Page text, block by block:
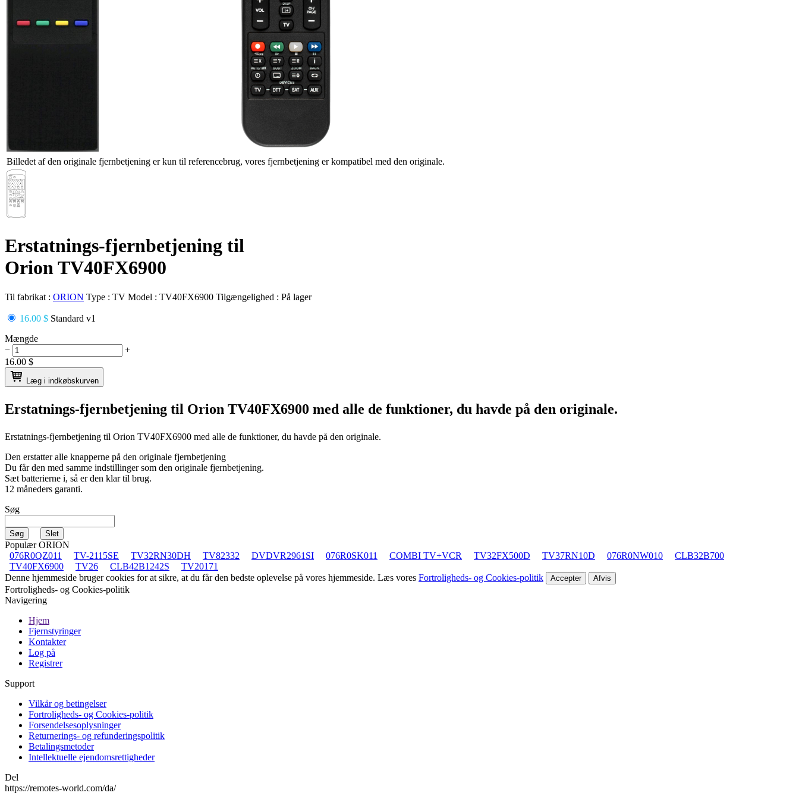
Billedet af den originale fjernbetjening er kun til referencebrug, vores fjernbetjening er kompatibel med den originale.
Erstatnings-fjernbetjening til
Orion TV40FX6900
Til fabrikat : ORION Type : TV Model : TV40FX6900 Tilgængelighed : På lager
16.00 $ Standard v1
Mængde
−
+
16.00 $
Læg i indkøbskurven
Erstatnings-fjernbetjening til Orion TV40FX6900 med alle de funktioner, du havde på den originale.
Erstatnings-fjernbetjening til Orion TV40FX6900 med alle de funktioner, du havde på den originale.
Den erstatter alle knapperne på den originale fjernbetjening
Du får den med samme indstillinger som den originale fjernbetjening.
Sæt batterierne i, så er den klar til brug.
12 måneders garanti.
Søg
Populær ORION
076R0QZ011
TV-2115SE TV32RN30DH TV82332 DVDVR2961SI 076R0SK011 COMBI TV+VCR TV32FX500D TV37RN10D 076R0NW010
CLB32B700
TV40FX6900
TV26 CLB42B1242S
TV20171
Denne hjemmeside bruger cookies for at sikre, at du får den bedste oplevelse på vores hjemmeside. Læs vores Fortroligheds- og Cookies-politik Accepter Afvis
Fortroligheds- og Cookies-politik
Navigering
Hjem
Fjernstyringer
Kontakter
Log på
Registrer
Support
Vilkår og betingelser
Fortroligheds- og Cookies-politik
Forsendelsesoplysninger
Returnerings- og refunderingspolitik
Betalingsmetoder
Intellektuelle ejendomsrettigheder
Del
https://remotes-world.com/da/